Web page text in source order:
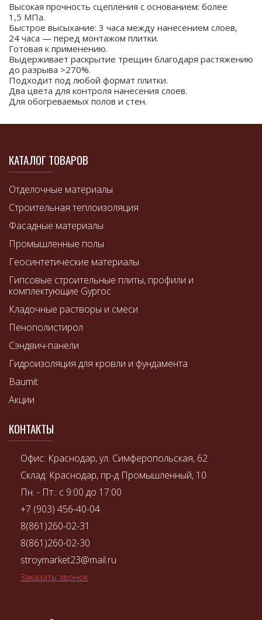
Высокая прочность сцепления с основанием: более
1,5 МПа.
Быстрое высыхание: 3 часа между нанесением слоев,
24 часа — перед монтажом плитки.
Готовая к применению.
Выдерживает раскрытие трещин благодаря растяжению
до разрыва >270%.
Подходит под любой формат плитки.
Два цвета для контроля нанесения слоев.
Для обогреваемых полов и стен.
КАТАЛОГ ТОВАРОВ
Отделочные материалы
Строительная теплоизоляция
Фасадные материалы
Промышленные полы
Геосинтетические материалы
Гипсовые строительные плиты, профили и
комплектующие Gyproc
Кладочные растворы и смеси
Пенополистирол
Сэндвич-панели
Гидроизоляция для кровли и фундамента
Baumit
Акции
КОНТАКТЫ
Офис: Краснодар, ул. Симферопольская, 62
Склад: Краснодар, пр-д Промышленный, 10
Пн. - Пт.: с 9:00 до 17:00
+7 (903) 456-40-04
8(861)260-02-31
8(861)260-02-30
stroymarket23@mail.ru
Заказать звонок